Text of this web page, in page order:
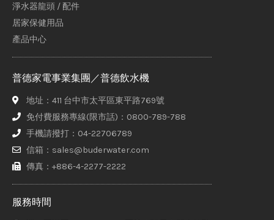
淨水器龍頭 / 配件
居家保健用品
產品中心
普德家電事業集團／普德飲水機
地址：411 台中市太平區東平路769號
免付費服務專線(限市話)：0800-789-788
手機請撥打：04-22706789
信箱：sales@buderwater.com
傳真：+886-4-2277-2222
服務時間